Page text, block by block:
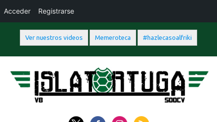
Ver nuestros videos Memeroteca #hazlecasoalfriki
contenido
Acceder Registrarse